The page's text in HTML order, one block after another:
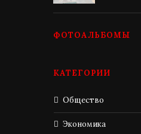
ФОТОАЛЬБОМЫ
КАТЕГОРИИ
Общество
Экономика